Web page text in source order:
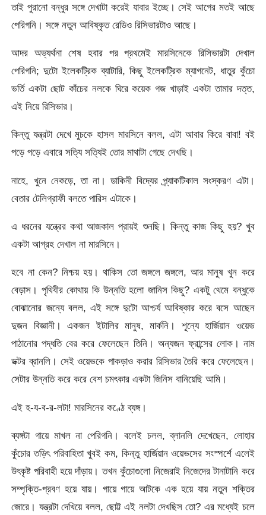
তাই পুরানো বন্ধুর সঙ্গে দেখাটা করেই যাবার ইচ্ছে। সেই আগের মতই আছে
পেরিগনি। সঙ্গে নতুন আবিষ্কৃত রেডিও রিসিভারটাও আছে।
আদর অভ্যর্থনা শেষ হবার পর প্রথমেই মারসিনেকে রিসিভারটা দেখাল
পেরিগনি; দুটো ইলেকট্রিক ব্যাটারি, কিছু ইলেকট্রিক ম্যাগনেট, ধাতুর কুঁচো
ভর্তি একটা ছোট কাঁচের নলকে ঘিরে কয়েক গজ খাড়াই একটা তামার দত্ত,
এই নিয়ে রিসিভার।
কিন্তু যন্ত্রটা দেখে মুচকে হাসল মারসিনে বলল, এটা আবার কিরে বাবা! বই
পড়ে পড়ে এবারে সত্যি সত্যিই তোর মাথাটা গেছে দেখছি।
নাহে, খুনে নেকড়ে, তা না। ডাকিনী বিদ্যের প্র্যাকটিকাল সংস্করণ এটা।
বেতার টেলিগ্রাফী বলতে পারিস এটাকে।
এ ধরনের যন্ত্রের কথা আজকাল প্রায়ই শুনছি। কিন্তু কাজ কিছু হয়? খুব
একটা আগ্রহ দেখাল না মারসিনে।
হবে না কেন? নিশ্চয় হয়। থাকিস তো জঙ্গলে জঙ্গলে, আর মানুষ খুন করে
বেড়াস। পৃথিবীর কোথায় কি উন্নতি হলো জানিস কিছু? একটু থেমে বন্ধুকে
বোঝানোর জন্যে বলল, এই সঙ্গে দুটো আশ্চর্য আবিষ্কার করে বসে আছেন
দুজন বিজ্ঞানী। একজন ইটালির মানুষ, মার্কনি। শূন্যে হার্জিয়ান ওয়েভ
পাঠানোর পদ্ধতি বের করে ফেলেছেন তিনি। অন্যজন ফ্রান্সের লোক। নাম
ডক্টর ব্রানলি। সেই ওয়েভকে পাকড়াও করার রিসিভার তৈরি করে ফেলেছেন।
সেটার উন্নতি করে করে বেশ চমৎকার একটা জিনিস বানিয়েছি আমি।
এই হ-য-ব-র-লটা! মারসিনের কণ্ঠে ব্যঙ্গ।
ব্যঙ্গটা গায়ে মাখল না পেরিগনি। বলেই চলল, ব্লানলি দেখেছেন, লোহার
কুঁচোর তড়িৎ পরিবাহিতা খুবই কম, কিন্তু হার্জিয়ান ওয়েভসের সংস্পর্শে এলেই
উৎকৃষ্ট পরিবাহী হয়ে দাঁড়ায়। তখন কুঁচোগুলো নিজেরাই নিজেদের টানাটানি করে
সম্পৃক্তি-প্রবণ হয়ে যায়। গায়ে গায়ে আটকে এক হয়ে যায় নতুন শক্তির
জোরে। যন্ত্রটা দেখিয়ে বলল, ছোট্ট এই নলটা দেখছিস তো? এর মধ্যেই চলে